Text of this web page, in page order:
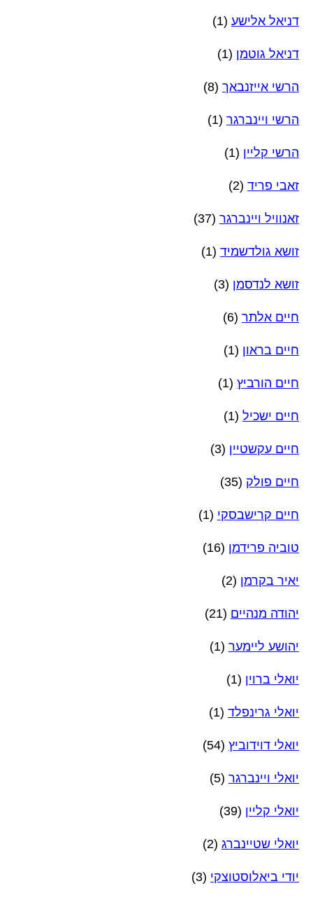
דניאל אלישע (1)
דניאל גוטמן (1)
הרשי אייזנבאך (8)
הרשי ויינברגר (1)
הרשי קליין (1)
זאבי פריד (2)
זאנוויל ויינברגר (37)
זושא גולדשמיד (1)
זושא לנדסמן (3)
חיים אלתר (6)
חיים בראון (1)
חיים הורביץ (1)
חיים ישכיל (1)
חיים עקשטיין (3)
חיים פולק (35)
חיים קרישבסקי (1)
טוביה פרידמן (16)
יאיר בקרמן (2)
יהודה מנהיים (21)
יהושע ליימער (1)
יואלי ברוין (1)
יואלי גרינפלד (1)
יואלי דוידוביץ (54)
יואלי ויינברגר (5)
יואלי קליין (39)
יואלי שטיינברג (2)
יודי ביאלוסטוצקי (3)